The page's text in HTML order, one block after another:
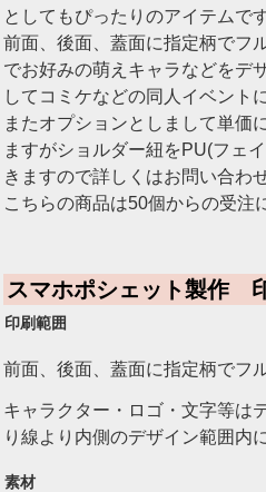
としてもぴったりのアイテムです
前面、後面、蓋面に指定柄でフ
でお好みの萌えキャラなどをデ
してコミケなどの同人イベント
またオプションとしまして単価
ますがショルダー紐をPU(フェ
きますので詳しくはお問い合わ
こちらの商品は50個からの受注
スマホポシェット製作
印刷範囲
前面、後面、蓋面に指定柄でフ
キャラクター・ロゴ・文字等は
り線より内側のデザイン範囲内
素材